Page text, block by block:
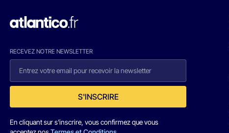
RECEVEZ NOTRE NEWSLETTER
S'INSCRIRE
En cliquant sur s'inscrire, vous confirmez que vous